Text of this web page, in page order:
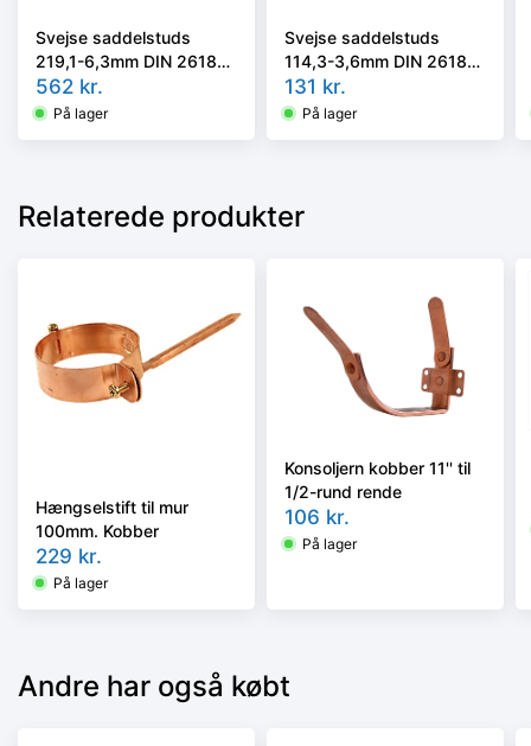
Svejse saddelstuds
219,1-6,3mm DIN 2618
P235GH TC1 (St.35.8.1)
562 kr.
På lager
Svejse saddelstuds
114,3-3,6mm DIN 2618
P235GH TC1 (St.35.8.1)
131 kr.
På lager
Relaterede produkter
Hængselstift til mur
100mm. Kobber
229 kr.
På lager
Konsoljern kobber 11'' til
1/2-rund rende
106 kr.
På lager
Andre har også købt